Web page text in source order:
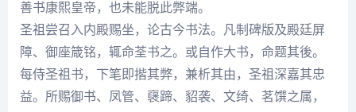
善书康熙皇帝，也未能脱此弊端。
圣祖尝召入内殿赐坐，论古今书法。凡制碑版及殿廷屏
障、御座箴铭，辄命荃书之。或自作大书，命题其後。
每侍圣祖书，下笔即揩其弊，兼析其由，圣祖深嘉其忠
益。所赐御书、凤管、襃蹄、貂袭、文绮、茗馔之属，